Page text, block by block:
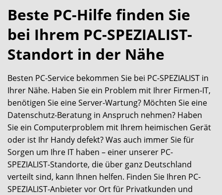
Beste PC-Hilfe finden Sie
bei Ihrem PC-SPEZIALIST-
Standort in der Nähe
Besten PC-Service bekommen Sie bei PC-SPEZIALIST in
Ihrer Nähe. Haben Sie ein Problem mit Ihrer Firmen-IT,
benötigen Sie eine Server-Wartung? Möchten Sie eine
Datenschutz-Beratung in Anspruch nehmen? Haben
Sie ein Computerproblem mit Ihrem heimischen Gerät
oder ist Ihr Handy defekt? Was auch immer Sie für
Sorgen um Ihre IT haben – einer unserer PC-
SPEZIALIST-Standorte, die über ganz Deutschland
verteilt sind, kann Ihnen helfen. Finden Sie Ihren PC-
SPEZIALIST-Anbieter vor Ort für Privatkunden und